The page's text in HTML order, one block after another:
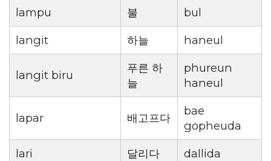
lampu 불
bul
langit
하늘 haneul
langit biru
푸른 하
늘
phureun
haneul
lapar 배고프다
bae
gopheuda
lari
달리다
dallida